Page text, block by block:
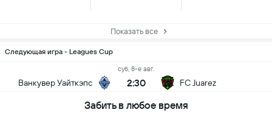
Показать все
Следующая игра - Leagues Cup
Ванкувер Уайткэпс
суб, 8-е авг.
2:30 FC Juarez
Забить в любое время